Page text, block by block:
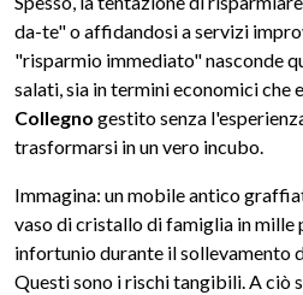
da-te" o affidandosi a servizi
"risparmio immediato" nasconde
salati, sia in termini economici che
Collegno gestito senza
trasformarsi in un vero incubo.
Immagina: un mobile antico
vaso di cristallo di famiglia in mille
infortunio durante il sollevamento
Questi sono i rischi tangibili. A ciò